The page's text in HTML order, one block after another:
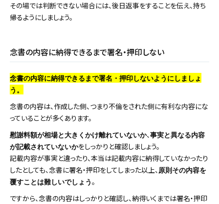
その場では判断できない場合には、後日返事をすることを伝え、持ち
帰るようにしましょう。
念書の内容に納得できるまで署名・押印しない
念書の内容に納得できるまで署名・押印しないようにしましょ
う。
念書の内容は、作成した側、つまり不倫をされた側に有利な内容にな
っていることが多くあります。
慰謝料額が相場と大きくかけ離れていないか、事実と異なる内容
が記載されていないかをしっかりと確認しましょう。
記載内容が事実と違ったり、本当は記載内容に納得していなかったり
したとしても、念書に署名・押印をしてしまった以上、 原則その内容を
覆すことは難しいでしょう 。
ですから、念書の内容はしっかりと確認し、納得いくまでは署名・押印